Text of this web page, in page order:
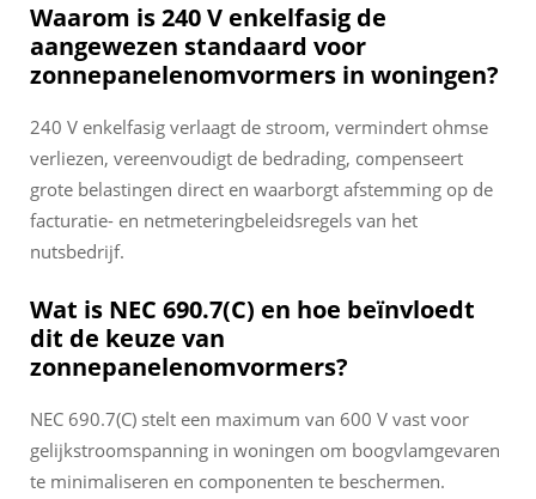
Waarom is 240 V enkelfasig de
aangewezen standaard voor
zonnepanelenomvormers in woningen?
240 V enkelfasig verlaagt de stroom, vermindert ohmse
verliezen, vereenvoudigt de bedrading, compenseert
grote belastingen direct en waarborgt afstemming op de
facturatie- en netmeteringbeleidsregels van het
nutsbedrijf.
Wat is NEC 690.7(C) en hoe beïnvloedt
dit de keuze van
zonnepanelenomvormers?
NEC 690.7(C) stelt een maximum van 600 V vast voor
gelijkstroomspanning in woningen om boogvlamgevaren
te minimaliseren en componenten te beschermen.